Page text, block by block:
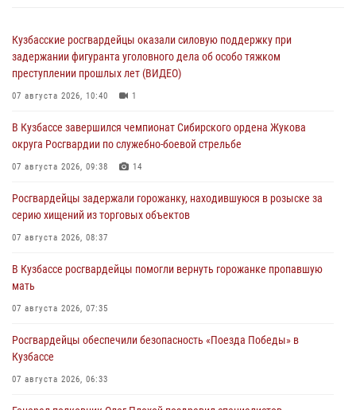
Кузбасские росгвардейцы оказали силовую поддержку при
задержании фигуранта уголовного дела об особо тяжком
преступлении прошлых лет (ВИДЕО)
07 августа 2026, 10:40 1
В Кузбассе завершился чемпионат Сибирского ордена Жукова
округа Росгвардии по служебно-боевой стрельбе
07 августа 2026, 09:38 14
Росгвардейцы задержали горожанку, находившуюся в розыске за
серию хищений из торговых объектов
07 августа 2026, 08:37
В Кузбассе росгвардейцы помогли вернуть горожанке пропавшую
мать
07 августа 2026, 07:35
Росгвардейцы обеспечили безопасность «Поезда Победы» в
Кузбассе
07 августа 2026, 06:33